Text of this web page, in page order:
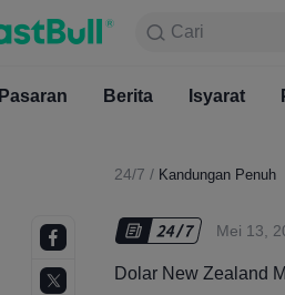
Cari
Pasaran
Cari
Pasaran Berita Isyarat
24/7 / Kandungan Penuh
Mei 13,
Dolar New Zealand